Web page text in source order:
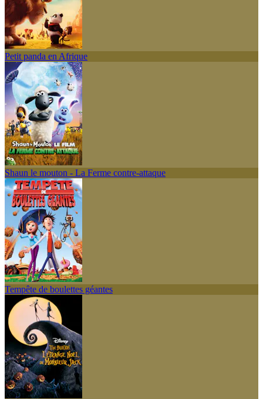
Petit panda en Afrique
Shaun le mouton - La Ferme contre-attaque
Tempête de boulettes géantes